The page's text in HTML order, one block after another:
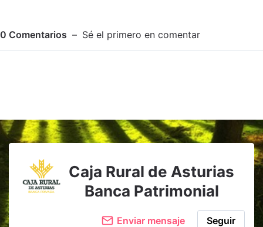
0 Comentarios Sé el primero en comentar
Adjuntar imagen Comentar
Caja Rural de Asturias
Banca Patrimonial
Enviar mensaje Seguir